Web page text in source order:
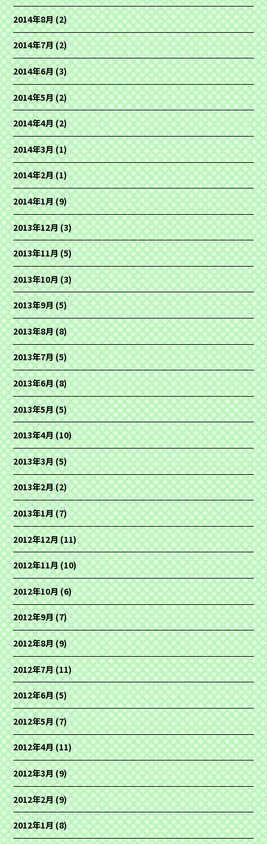
2014年8月(2)
2014年7月(2)
2014年6月(3)
2014年5月(2)
2014年4月(2)
2014年3月(1)
2014年2月(1)
2014年1月(9)
2013年12月(3)
2013年11月(5)
2013年10月(3)
2013年9月(5)
2013年8月(8)
2013年7月(5)
2013年6月(8)
2013年5月(5)
2013年4月(10)
2013年3月(5)
2013年2月(2)
2013年1月(7)
2012年12月(11)
2012年11月(10)
2012年10月(6)
2012年9月(7)
2012年8月(9)
2012年7月(11)
2012年6月(5)
2012年5月(7)
2012年4月(11)
2012年3月(9)
2012年2月(9)
2012年1月(8)